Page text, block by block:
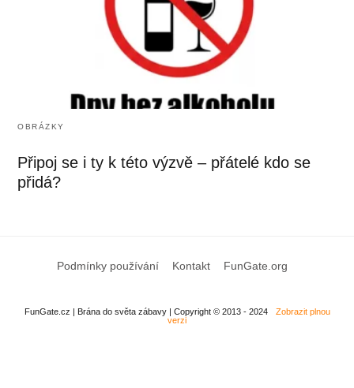
OBRÁZKY
Připoj se i ty k této výzvě – přátelé kdo se
přidá?
Podmínky používání Kontakt FunGate.org
FunGate.cz | Brána do světa zábavy | Copyright © 2013 - 2024
Zobrazit plnou
verzi